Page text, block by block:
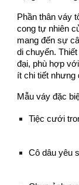
Phần thân váy
cong tự nhiên
mang đến sự
di chuyển.
đại, phù hợp
ít chi tiết nhưng
Mẫu váy đặc
Tiệc cưới
Cô dâu yêu